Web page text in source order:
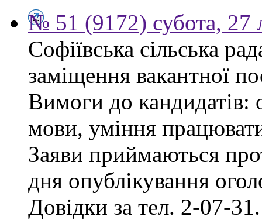
№ 51 (9172) субота, 27
Софіївська сільська
заміщення вакантної
Вимоги до кандидатів:
мови, уміння
Заяви приймаються
дня опублікування
Довідки за тел. 2-07-31.